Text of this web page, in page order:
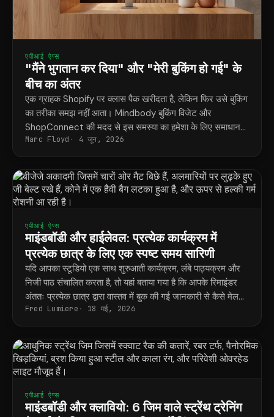
एपीआई ऐप्स
"मैंने भुगतान कर दिया" और "मेरी बुकिंग हो गई" के
बीच का अंतर
एक ग्राहक Shopify पर क्लास पैक खरीदता है, लेकिन फिर उसे बुकिंग
का तरीका समझ नहीं आता। Mindbody बुकिंग विजेट और
ShopConnect की मदद से इस समस्या का हमेशा के लिए समाधान
मिल जाता है।
Marc Floyd 4 जून, 2026
एपीआई ऐप्स
माइंडबॉडी और हाईलेवल: प्रत्येक कार्यक्रम में
प्रत्येक छात्र के लिए एक स्पष्ट समय सारिणी
यदि आपका स्टूडियो एक साथ शुरुआती कार्यक्रम, लंबे पाठ्यक्रम और
निजी पाठ संचालित करता है, तो यहां बताया गया है कि आपके रिमाइंडर
अंततः प्रत्येक छात्र द्वारा वास्तव में बुक की गई जानकारी से कैसे मेल
खाते हैं।
Fred Lumiere 18 मई, 2026
एपीआई ऐप्स
माइंडबॉडी और क्लावियो: 6 जिम वाले स्ट्रेंथ ट्रेनिंग